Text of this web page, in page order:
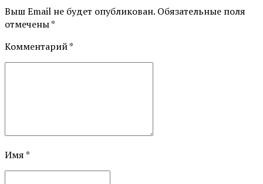
Выш Email не будет опубликован. Обязательные поля
отмечены *
Комментарий*
Имя *